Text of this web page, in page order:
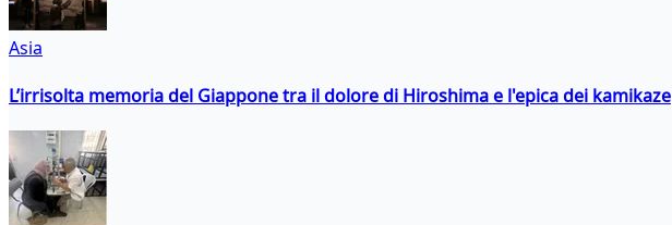
Asia
L’irrisolta memoria del Giappone tra il dolore di Hiroshima e l'epica dei kamikaze